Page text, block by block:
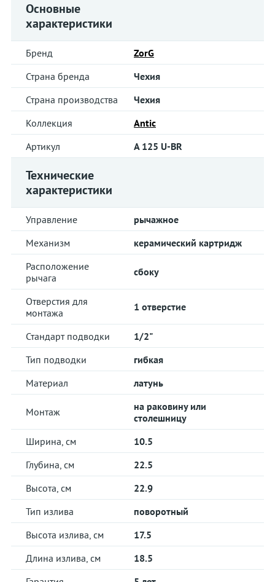
Основные
характеристики
Бренд
ZorG
Страна бренда
Чехия
Страна производства
Чехия
Коллекция
Antic
Артикул
A 125 U-BR
Технические
характеристики
Управление
рычажное
Механизм
керамический картридж
Расположение
рычага
сбоку
Отверстия для
монтажа
1 отверстие
Стандарт подводки
1/2"
Тип подводки
гибкая
Материал
латунь
Монтаж
на раковину или
столешницу
Ширина, см
10.5
Глубина, см
22.5
Высота, см
22.9
Тип излива
поворотный
Высота излива, см
17.5
Длина излива, см
18.5